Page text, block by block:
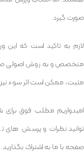
صورت گیرد.
لازم به تاکید است که
متخصص و به روش اصولی
مثبت، ممکن است اثر سوء نیز
امیدواریم مطلب فوق برای
توانید نظرات و پرسش های
صفحه با ما به اشتراک بگذارید.